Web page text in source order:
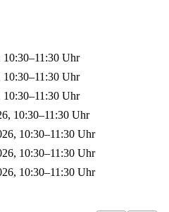
10:30–11:30 Uhr
10:30–11:30 Uhr
10:30–11:30 Uhr
10:30–11:30 Uhr
10:30–11:30 Uhr
10:30–11:30 Uhr
10:30–11:30 Uhr